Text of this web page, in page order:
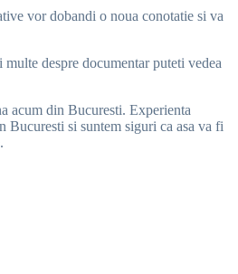
vor dobandi o noua conotatie si va
despre documentar puteti vedea
acum din Bucuresti. Experienta
Bucuresti si suntem siguri ca asa va fi